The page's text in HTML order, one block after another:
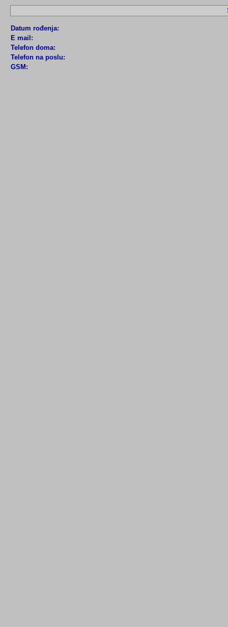
Datum rođenja:
E mail:
Telefon doma:
Telefon na poslu:
GSM: